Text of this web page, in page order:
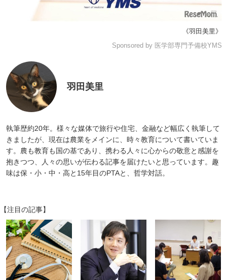
《羽田美里》
Sponsored by 医学部専門予備校YMS
羽田美里
執筆歴約20年。様々な媒体で旅行や住宅、金融など幅広く執筆して
きましたが、現在は農業をメインに、時々教育について書いていま
す。農も教育も国の基であり、携わる人々に心からの敬意と感謝を
抱きつつ、人々の思いが伝わる記事を届けたいと思っています。趣
味は保・小・中・高と15年目のPTAと、哲学対話。
【注目の記事】